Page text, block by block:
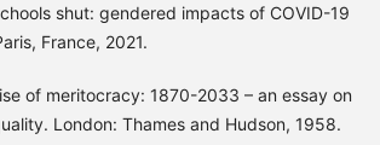
shut: gendered impacts of COVID-19
France, 2021.
of meritocracy: 1870-2033 – an essay on
London: Thames and Hudson, 1958.